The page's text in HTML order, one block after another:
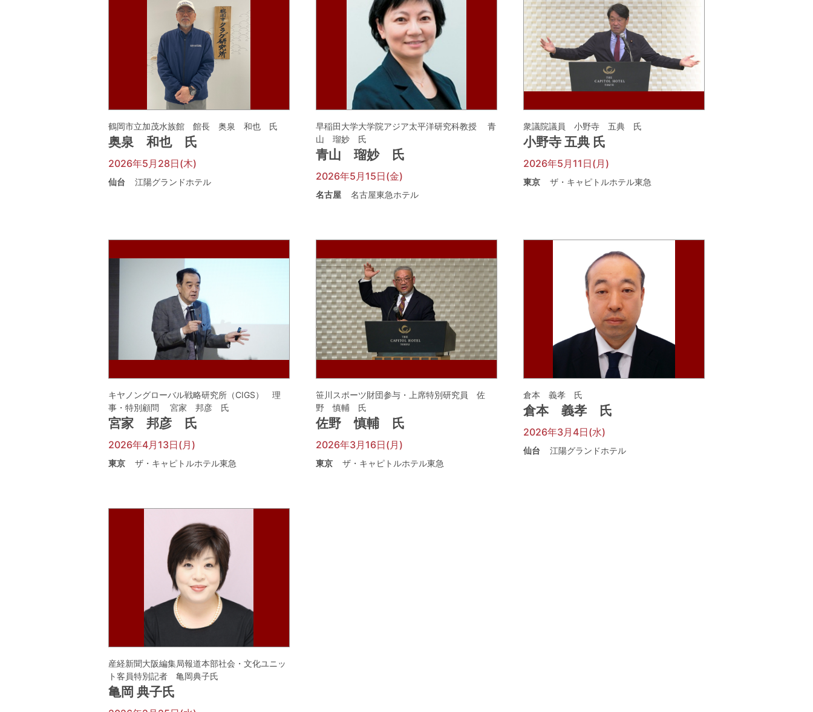
鶴岡市立加茂水族館 館長 奥泉 和也 氏
奥泉 和也 氏
2026年5月28日(木)
仙台 江陽グランドホテル
早稲田大学大学院アジア太平洋研究科教授 青
山 瑠妙 氏
青山 瑠妙 氏
2026年5月15日(金)
名古屋 名古屋東急ホテル
衆議院議員 小野寺 五典 氏
小野寺 五典 氏
2026年5月11日(月)
東京 ザ・キャピトルホテル東急
キヤノングローバル戦略研究所（CIGS） 理
事・特別顧問 宮家 邦彦 氏
宮家 邦彦 氏
2026年4月13日(月)
東京 ザ・キャピトルホテル東急
笹川スポーツ財団参与・上席特別研究員 佐
野 慎輔 氏
佐野 慎輔 氏
2026年3月16日(月)
東京 ザ・キャピトルホテル東急
倉本 義孝 氏
倉本 義孝 氏
2026年3月4日(水)
仙台 江陽グランドホテル
産経新聞大阪編集局報道本部社会・文化ユニッ
ト客員特別記者 亀岡典子氏
亀岡 典子氏